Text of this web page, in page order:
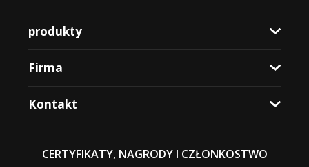
produkty
Firma
Kontakt
CERTYFIKATY, NAGRODY I CZŁONKOSTWO